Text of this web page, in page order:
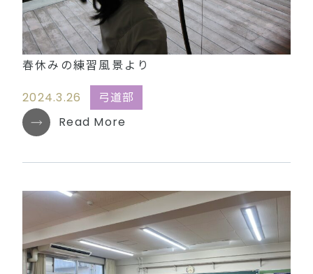
春休みの練習風景より
2024.3.26
弓道部
Read More